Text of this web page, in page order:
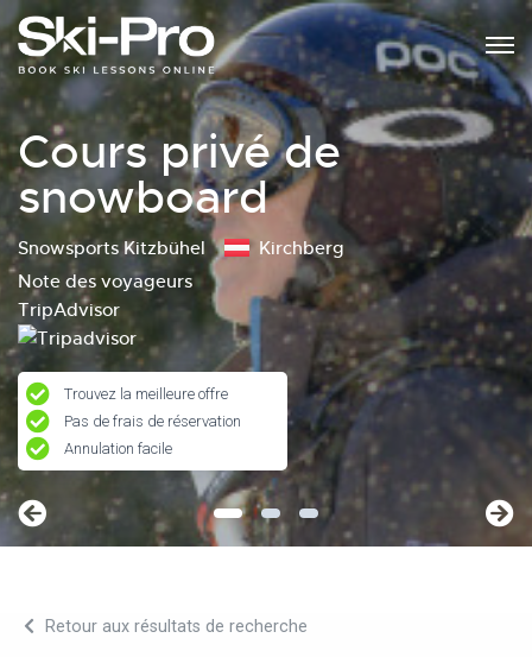
Cours privé de
snowboard
Snowsports Kitzbühel
Kirchberg
Note des voyageurs
TripAdvisor
Trouvez la meilleure offre
Pas de frais de réservation
Annulation facile
Retour aux résultats de recherche